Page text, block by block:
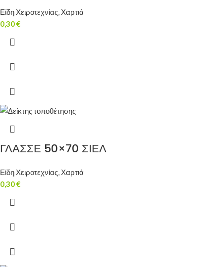
Είδη Χειροτεχνίας, Χαρτιά
0,30€
ΓΛΑΣΣΕ 50×70 ΣΙΕΛ
Είδη Χειροτεχνίας, Χαρτιά
0,30€